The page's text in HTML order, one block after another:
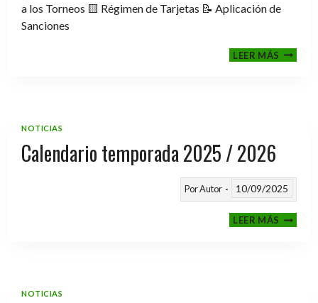
a los Torneos 🟨 Régimen de Tarjetas 📝 Aplicación de
Sanciones
LEER MÁSFASE
NOTICIAS
Calendario temporada 2025 / 2026
PorAutor 10/09/2025
LEER MÁS
NOTICIAS